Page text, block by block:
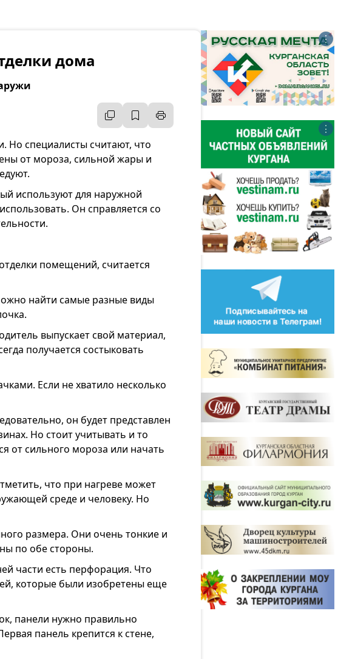
дома
Но специалисты считают, что
от мороза, сильной жары и
используют для наружной
Он справляется со
помещений, считается
найти самые разные виды
выпускает свой материал,
получается состыковать
Если не хватило несколько
он будет представлен
Но стоит учитывать и то
от сильного мороза или начать
что при нагреве может
среде и человеку. Но
размера. Они очень тонкие и
по обе стороны.
части есть перфорация. Что
которые были изобретены еще
панели нужно правильно
панель крепится к стене,
⋮
⋮